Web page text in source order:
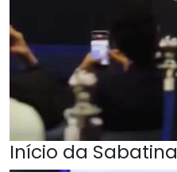
Início da Sabatina